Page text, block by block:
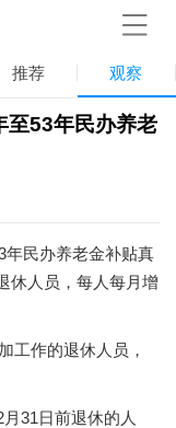
推荐 观察
至53年民办养老
民办养老金补贴真
休人员，每人每月增
作的退休人员，
31日前退休的人